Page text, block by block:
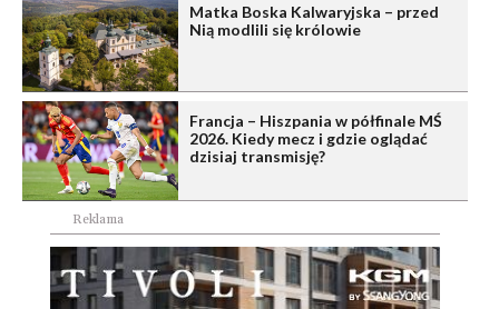
Matka Boska Kalwaryjska – przed
Nią modlili się królowie
Francja – Hiszpania w półfinale MŚ
2026. Kiedy mecz i gdzie oglądać
dzisiaj transmisję?
Reklama